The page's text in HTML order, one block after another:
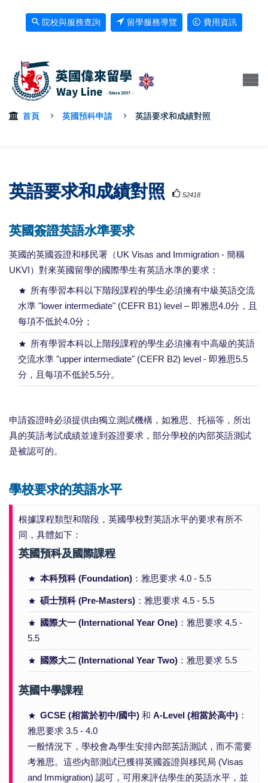
院校與服務查詢 留學服務導覽 費用資訊
首頁 英國預科申請 英語要求和成績對照
英語要求和成績對照 52418
英國簽證英語水準要求
英國的英國簽證和移民署（UK Visas and Immigration - 簡稱
UKVI）對來英國留學的國際學生有英語水準的要求：
所有學習本科以下階段課程的學生必須擁有中級英語交流
水準 "lower intermediate" (CEFR B1) level – 即雅思4.0分，且
每項不低於4.0分；
所有學習本科以上階段課程的學生必須擁有中高級的英語
交流水準 "upper intermediate" (CEFR B2) level - 即雅思5.5
分，且每項不低於5.5分。
申請簽證時必須提供由獨立測試機構，如雅思、托福等，所出
具的英語考試成績並達到簽證要求，部分學校的內部英語測試
是被認可的。
學校要求的英語水平
根據課程類型和階段，英國學校對英語水平的要求有所不
同，具體如下：
英國預科及國際課程
本科預科 (Foundation)：雅思要求 4.0 - 5.5
碩士預科 (Pre-Masters)：雅思要求 4.5 - 5.5
國際大一 (International Year One)：雅思要求 4.5 -
5.5
國際大二 (International Year Two)：雅思要求 5.5
英國中學課程
GCSE (相當於初中/國中)和 A-Level (相當於高中)：
雅思要求 3.5 - 4.0
一般情況下，學校會為學生安排內部英語測試，而不需要
考雅思。這些內部測試已獲得英國簽證與移民局 (Visas
and Immigration) 認可，可用來評估學生的英語水平，並